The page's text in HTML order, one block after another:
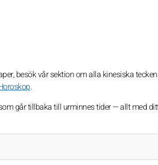
besök vår sektion om alla kinesiska
.
går tillbaka till urminnes tider — allt med